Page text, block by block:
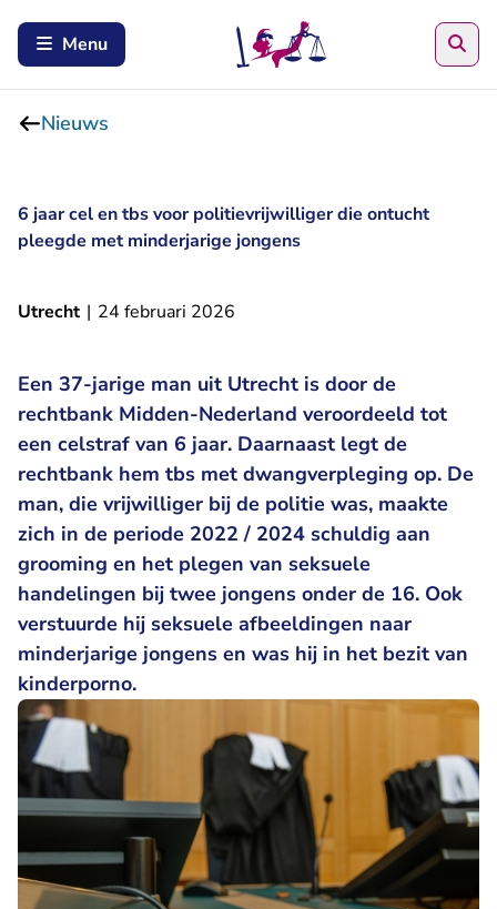
Menu
Nieuws
6 jaar cel en tbs voor politievrijwilliger die ontucht
pleegde met minderjarige jongens
Utrecht | 24 februari 2026
Een 37-jarige man uit Utrecht is door de
rechtbank Midden-Nederland veroordeeld tot
een celstraf van 6 jaar. Daarnaast legt de
rechtbank hem tbs met dwangverpleging op. De
man, die vrijwilliger bij de politie was, maakte
zich in de periode 2022 / 2024 schuldig aan
grooming en het plegen van seksuele
handelingen bij twee jongens onder de 16. Ook
verstuurde hij seksuele afbeeldingen naar
minderjarige jongens en was hij in het bezit van
kinderporno.